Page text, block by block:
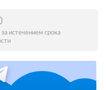
истечением срока